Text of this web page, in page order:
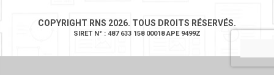
COPYRIGHT RNS 2026. TOUS DROITS RÉSERVÉS.
SIRET N° : 487 633 158 00018 APE 9499Z